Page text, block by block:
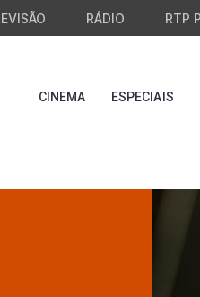
RÁDIO RTP
CINEMA ESPECIAIS